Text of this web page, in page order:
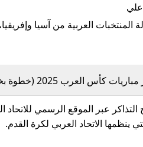
العربية من آسيا
كأس العرب 2025 (خطوة بخطوة):
عبر الموقع الرسمي للاتحاد
ينظمها الاتحاد العربي لكرة القدم.